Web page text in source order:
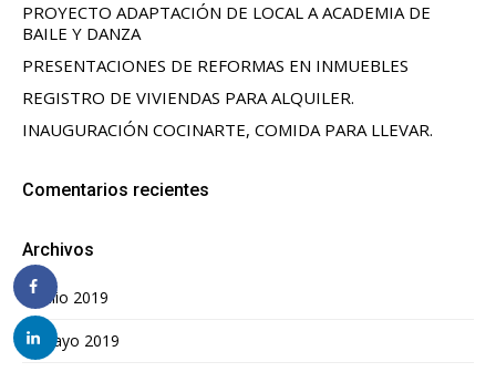
PROYECTO ADAPTACIÓN DE LOCAL A ACADEMIA DE
BAILE Y DANZA
PRESENTACIONES DE REFORMAS EN INMUEBLES
REGISTRO DE VIVIENDAS PARA ALQUILER.
INAUGURACIÓN COCINARTE, COMIDA PARA LLEVAR.
Comentarios recientes
Archivos
julio 2019
mayo 2019